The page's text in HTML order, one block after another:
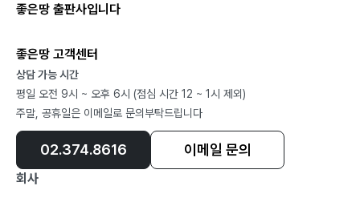
네 번째 순례: 마지막 대작인 신국론(De civitas dei)과
1. 집필 목적과 시기
2. 땅의 도성(civitas terrenae)과 하나님의 도성
(civitas dei)
1) 두 도성의 기원: 삼위일체 하나님
2) 두 도성의 특징들
좋은땅 출판사입니다
좋은땅 고객센터
상담 가능 시간
평일 오전 9시 ~ 오후 6시 (점심 시간 12 ~ 1시 제외)
주말, 공휴일은 이메일로 문의부탁드립니다
02.374.8616 이메일 문의
회사